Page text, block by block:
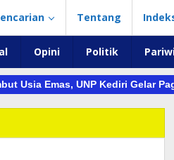
Tentang
Opini Politik
Emas, UNP Kediri Gelar